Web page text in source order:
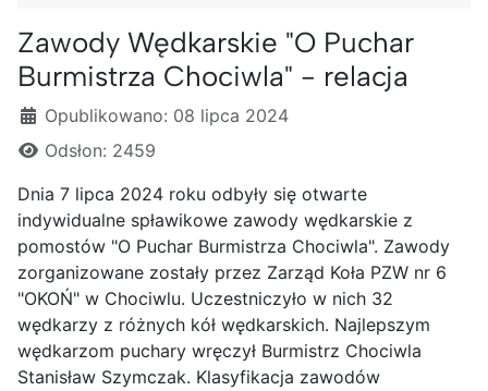
Zawody Wędkarskie "O Puchar
Burmistrza Chociwla" - relacja
Szczegóły
Opublikowano: 08 lipca 2024
Odsłon: 2459
Dnia 7 lipca 2024 roku odbyły się otwarte
indywidualne spławikowe zawody wędkarskie z
pomostów "O Puchar Burmistrza Chociwla". Zawody
zorganizowane zostały przez Zarząd Koła PZW nr 6
"OKOŃ" w Chociwlu. Uczestniczyło w nich 32
wędkarzy z różnych kół wędkarskich. Najlepszym
wędkarzom puchary wręczył Burmistrz Chociwla
Stanisław Szymczak. Klasyfikacja zawodów